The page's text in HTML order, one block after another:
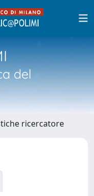
del
ricercatore